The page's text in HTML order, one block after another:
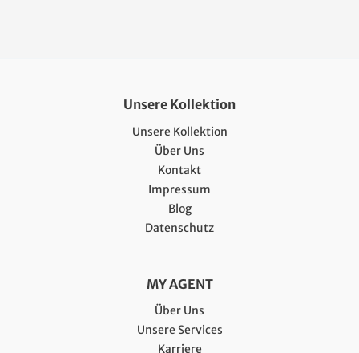
Unsere Kollektion
Unsere Kollektion
Über Uns
Kontakt
Impressum
Blog
Datenschutz
MY AGENT
Über Uns
Unsere Services
Karriere